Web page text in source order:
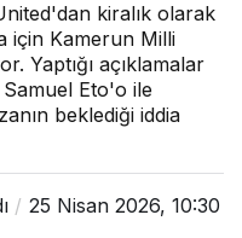
kiralık olarak
için Kamerun Milli
Yaptığı açıklamalar
Eto'o ile
beklediği iddia
25 Nisan 2026, 10:30